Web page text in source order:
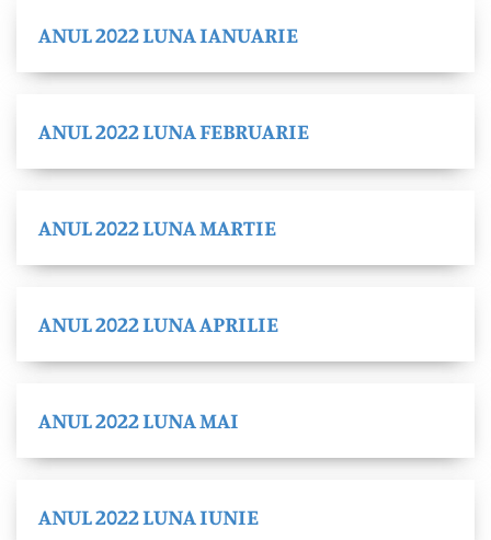
ANUL 2022 LUNA IANUARIE
ANUL 2022 LUNA FEBRUARIE
ANUL 2022 LUNA MARTIE
ANUL 2022 LUNA APRILIE
ANUL 2022 LUNA MAI
ANUL 2022 LUNA IUNIE